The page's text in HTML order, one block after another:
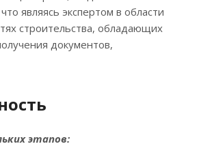
являясь экспертом в области
строительства, обладающих
документов,
этапов: